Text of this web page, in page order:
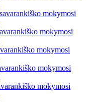
mokymosi
mokymosi
mokymosi
mokymosi
mokymosi